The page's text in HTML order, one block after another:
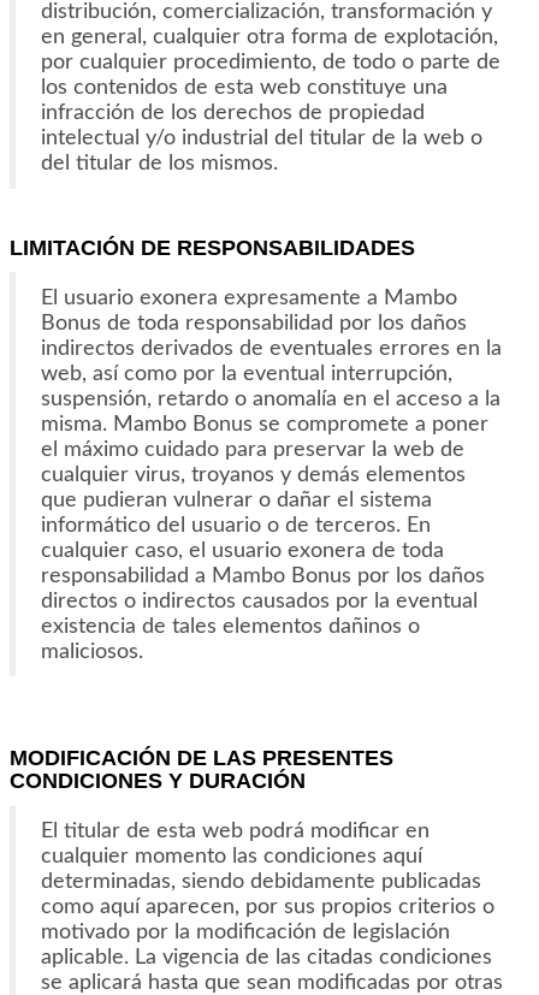
distribución, comercialización, transformación y
en general, cualquier otra forma de explotación,
por cualquier procedimiento, de todo o parte de
los contenidos de esta web constituye una
infracción de los derechos de propiedad
intelectual y/o industrial del titular de la web o
del titular de los mismos.
LIMITACIÓN DE RESPONSABILIDADES
El usuario exonera expresamente a Mambo
Bonus de toda responsabilidad por los daños
indirectos derivados de eventuales errores en la
web, así como por la eventual interrupción,
suspensión, retardo o anomalía en el acceso a la
misma. Mambo Bonus se compromete a poner
el máximo cuidado para preservar la web de
cualquier virus, troyanos y demás elementos
que pudieran vulnerar o dañar el sistema
informático del usuario o de terceros. En
cualquier caso, el usuario exonera de toda
responsabilidad a Mambo Bonus por los daños
directos o indirectos causados por la eventual
existencia de tales elementos dañinos o
maliciosos.
MODIFICACIÓN DE LAS PRESENTES
CONDICIONES Y DURACIÓN
El titular de esta web podrá modificar en
cualquier momento las condiciones aquí
determinadas, siendo debidamente publicadas
como aquí aparecen, por sus propios criterios o
motivado por la modificación de legislación
aplicable. La vigencia de las citadas condiciones
se aplicará hasta que sean modificadas por otras